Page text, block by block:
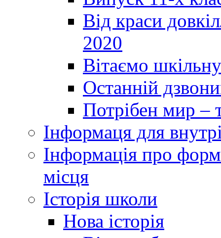
Від краси
2020
Вітаємо
Останній
Потрібен мир –
Інформаця для
Інформація про
місця
Історія школи
Нова історія